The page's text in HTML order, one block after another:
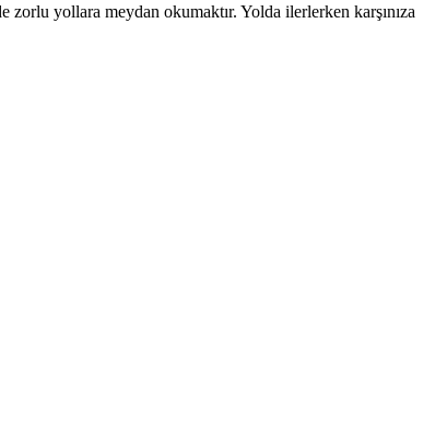
zorlu yollara meydan okumaktır. Yolda ilerlerken karşınıza